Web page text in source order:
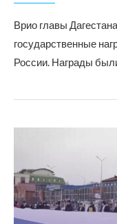
Врио главы
государственные
России. Награды